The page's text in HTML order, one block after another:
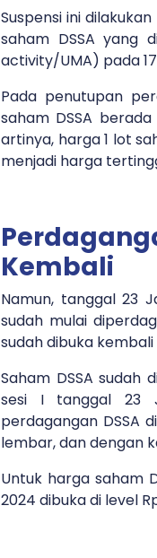
Suspensi ini
saham DSSA yang
activity/UMA) pada
Pada penutupan
saham DSSA
artinya, harga 1 lot
menjadi harga
Kembali
Namun, tanggal 23
sudah mulai
sudah dibuka kembali
Saham DSSA sudah
sesi I tanggal 23
perdagangan DSSA
lembar, dan dengan
Untuk harga saham
2024 dibuka di level